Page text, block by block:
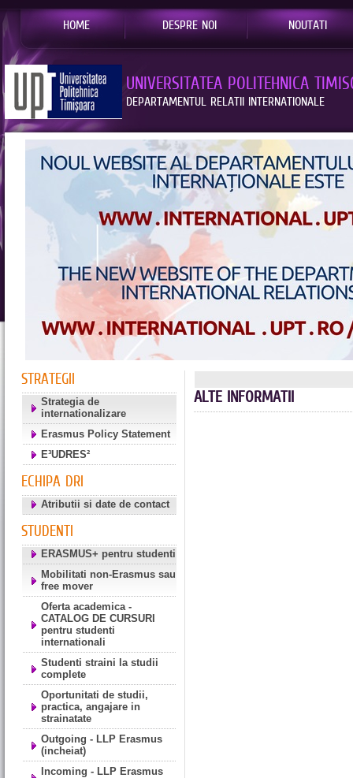
HOME DESPRE NOI NOUTATI
UNIVERSITATEA POLITEHNICA
DEPARTAMENTUL RELATII INTERNATIONALE
STRATEGII
Strategia de
internationalizare
Erasmus Policy Statement
E³UDRES²
ECHIPA DRI
Atributii si date de contact
STUDENTI
ERASMUS+ pentru studenti
Mobilitati non-Erasmus sau
free mover
Oferta academica -
CATALOG DE CURSURI
pentru studenti
internationali
Studenti straini la studii
complete
Oportunitati de studii,
practica, angajare in
strainatate
Outgoing - LLP Erasmus
(incheiat)
Incoming - LLP Erasmus
ALTE INFORMATII